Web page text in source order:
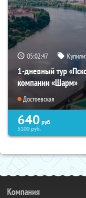
05:02:46
1-дневный тур
компании «Шарм»
Достоевская
640 руб.
5100руб.
Компания